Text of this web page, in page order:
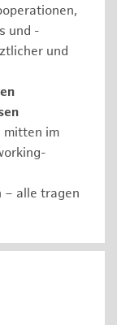
und -
und
mitten im
– alle tragen